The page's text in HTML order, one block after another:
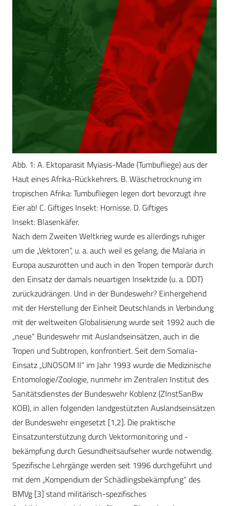
Abb. 1: A. Ektoparasit Myiasis-Made (Tumbufliege) aus der
Haut eines Afrika-Rückkehrers. B. Wäschetrocknung im
tropischen Afrika: Tumbufliegen legen dort bevorzugt ihre
Eier ab! C. Giftiges Insekt: Hornisse. D. Giftiges
Insekt: Blasenkäfer.
Nach dem Zweiten Weltkrieg wurde es allerdings ruhiger
um die „Vektoren“, u. a. auch weil es gelang, die Malaria in
Europa auszurotten und auch in den Tropen temporär durch
den Einsatz der damals neuartigen Insektzide (u. a. DDT)
zurückzudrängen. Und in der Bundeswehr? Einhergehend
mit der Herstellung der Einheit Deutschlands in Verbindung
mit der weltweiten Globalisierung wurde seit 1992 auch die
„neue“ Bundeswehr mit Auslandseinsätzen, auch in die
Tropen und Subtropen, konfrontiert. Seit dem Somalia-
Einsatz „UNOSOM II“ im Jahr 1993 wurde die Medizinische
Entomologie/Zoologie, nunmehr im Zentralen Institut des
Sanitätsdienstes der Bundeswehr Koblenz (ZInstSanBw
KOB), in allen folgenden landgestützten Auslandseinsätzen
der Bundeswehr eingesetzt [1,2]. Die praktische
Einsatzunterstützung durch Vektormonitoring und -
bekämpfung durch Gesundheitsaufseher wurde notwendig.
Spezifische Lehrgänge werden seit 1996 durchgeführt und
mit dem „Kompendium der Schädlingsbekämpfung“ des
BMVg [3] stand militärisch-spezifisches